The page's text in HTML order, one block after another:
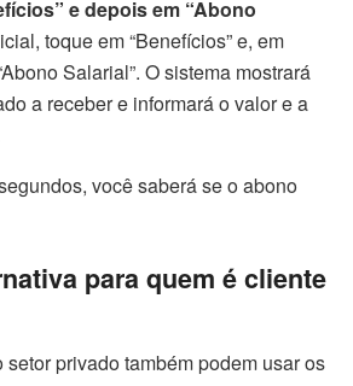
e depois em “Abono
toque em “Benefícios” e, em
Salarial”. O sistema mostrará
a receber e informará o valor e a
você saberá se o abono
para quem é cliente
privado também podem usar os